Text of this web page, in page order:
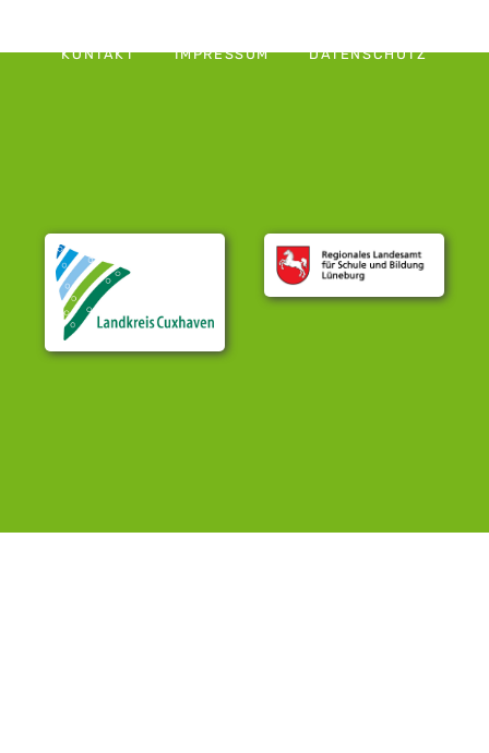
KONTAKT IMPRESSUM DATENSCHUTZ